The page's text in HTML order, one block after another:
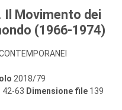
Il Movimento dei
(1966-1974)
2018/79
42-63 Dimensione file 139